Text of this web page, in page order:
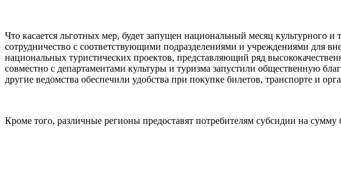
Что касается льготных мер, будет запущен национальный месяц культурного
сотрудничество с соответствующими подразделениями и учреждениями для
национальных туристических проектов, представляющий ряд
совместно с департаментами культуры и туризма запустили общественную
другие ведомства обеспечили удобства при покупке билетов, транспорте и
Кроме того, различные регионы предоставят потребителям субсидии на